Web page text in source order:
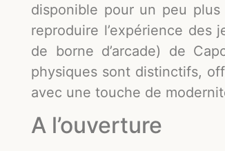
disponible pour un peu
reproduire l’expérience des
de borne d’arcade) de
physiques sont distinctifs,
avec une touche de
A l’ouverture